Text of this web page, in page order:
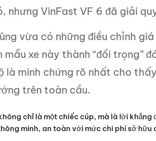
nhưng VinFast VF 6 đã giải
vừa có những điều chỉnh
xe này thành “đối trọng”
là minh chứng rõ nhất cho
trên toàn cầu.
chỉ là một chiếc cúp, mà là lời
minh, an toàn với mức chi phí sở